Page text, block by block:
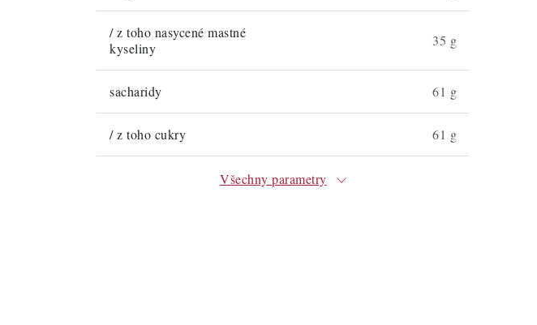
/ z toho nasycené mastné
kyseliny
35 g
sacharidy 61 g
/ z toho cukry 61 g
Všechny parametry